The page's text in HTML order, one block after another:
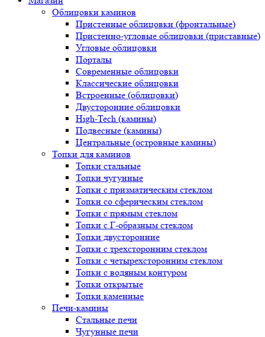
Облицовки каминов
Пристенные облицовки (фронтальные)
Пристенно-угловые облицовки (приставные)
Угловые облицовки
Порталы
Современные облицовки
Классические облицовки
Встроенные (облицовки)
Двусторонние облицовки
High-Tech (камины)
Подвесные (камины)
Центральные (островные камины)
Топки для каминов
Топки стальные
Топки чугунные
Топки с призматическим стеклом
Топки со сферическим стеклом
Топки с прямым стеклом
Топки с Г-образным стеклом
Топки двусторонние
Топки с трехсторонним стеклом
Топки с четырехсторонним стеклом
Топки с водяным контуром
Топки открытые
Топки каменные
Печи-камины
Стальные печи
Чугунные печи